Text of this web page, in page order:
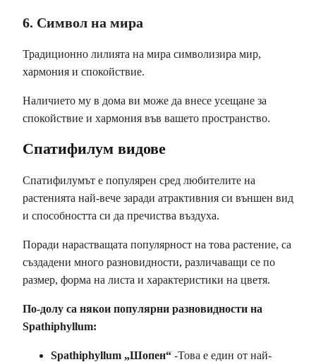
6. Символ на мира
Традиционно лилията на мира символизира мир,
хармония и спокойствие.
Наличието му в дома ви може да внесе усещане за
спокойствие и хармония във вашето пространство.
Спатифилум видове
Спатифилумът е популярен сред любителите на
растенията най-вече заради атрактивния си външен вид
и способността си да пречиства въздуха.
Поради нарастващата популярност на това растение, са
създадени много разновидности, различаващи се по
размер, форма на листа и характеристики на цветя.
По-долу са някои популярни разновидности на
Spathiphyllum:
Spathiphyllum „Шопен“ -Това е един от най-